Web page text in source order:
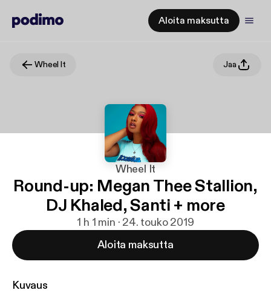
Aloita maksutta
Wheel It Jaa
Wheel It
Round-up: Megan Thee Stallion,
DJ Khaled, Santi + more
1 h 1 min · 24. touko 2019
Aloita maksutta
Kuvaus